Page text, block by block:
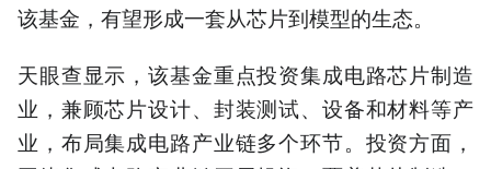
该基金，有望形成一套从芯片到模型的生态。
天眼查显示，该基金重点投资集成电路芯片制造
业，兼顾芯片设计、封装测试、设备和材料等产
业，布局集成电路产业链多个环节。投资方面，